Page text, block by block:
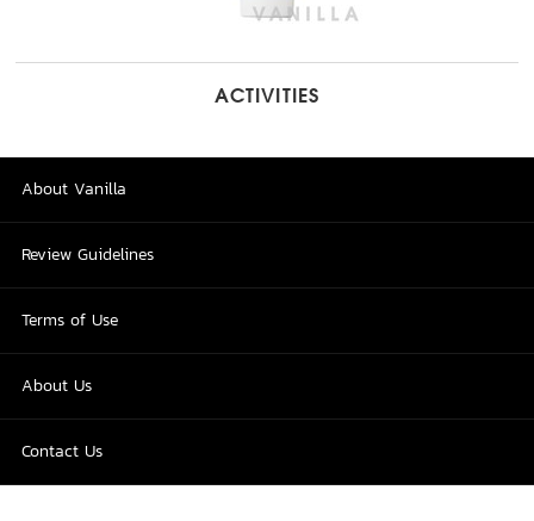
ACTIVITIES
About Vanilla
Review Guidelines
Terms of Use
About Us
Contact Us